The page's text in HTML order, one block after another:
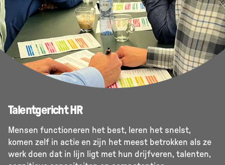
Talentgericht HR
Mensen functioneren het best, leren het snelst,
komen zelf in actie en zijn het meest betrokken als ze
werk doen dat in lijn ligt met hun drijfveren, talenten,